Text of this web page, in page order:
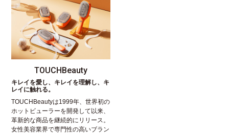
TOUCHBeauty
キレイを愛し、キレイを理解し、キ
レイに触れる。
TOUCHBeautyは1999年、世界初の
ホットビューラーを開発して以来、
革新的な商品を継続的にリリース。
女性美容業界で専門性の高いブラン